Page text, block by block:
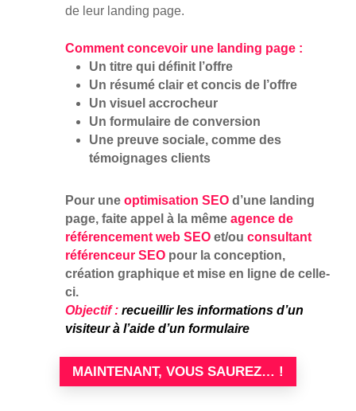
de leur landing page.
Comment concevoir une landing page :
Un titre qui définit l’offre
Un résumé clair et concis de l’offre
Un visuel accrocheur
Un formulaire de conversion
Une preuve sociale, comme des
témoignages clients
Pour une optimisation SEOd’une landing
page, faite appel à la même agence de
référencement web SEOet/ou consultant
référenceur SEOpour la conception,
création graphique et mise en ligne de celle-
ci.
Objectif: recueillir les informations d’un
visiteur à l’aide d’un formulaire
MAINTENANT, VOUS SAUREZ… !